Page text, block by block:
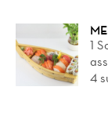
1
4